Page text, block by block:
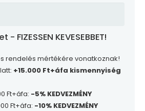
FIZESSEN KEVESEBBET!
rendelés mértékére vonatkoznak!
+15.000 Ft+áfa kismennyiség
Ft+áfa: -5% KEDVEZMÉNY
Ft+áfa: -10% KEDVEZMÉNY